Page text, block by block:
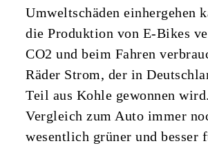
Umweltschäden einhergehen
die Produktion von E-Bikes
CO2 und beim Fahren
Räder Strom, der in
Teil aus Kohle gewonnen
Vergleich zum Auto immer
wesentlich grüner und besser